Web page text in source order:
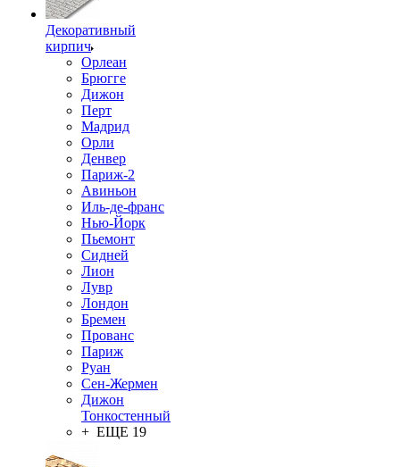
Декоративный
кирпич
Орлеан
Брюгге
Дижон
Перт
Мадрид
Орли
Денвер
Париж-2
Авиньон
Иль-де-франс
Нью-Йорк
Пьемонт
Сидней
Лион
Лувр
Лондон
Бремен
Прованс
Париж
Руан
Сен-Жермен
Дижон
Тонкостенный
+ ЕЩЕ 19